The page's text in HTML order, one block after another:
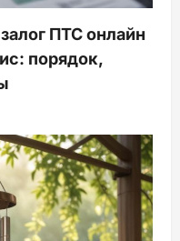
ПТС онлайн
порядок,